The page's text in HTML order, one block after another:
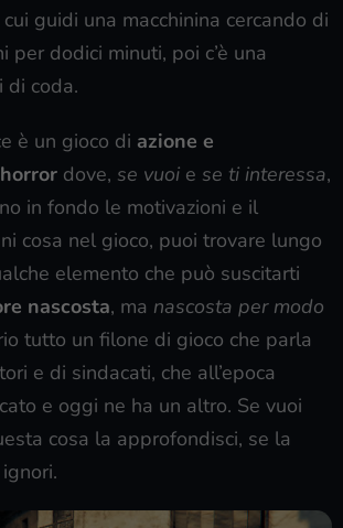
guidi una macchinina cercando di
per dodici minuti, poi c’è una
di coda.
è un gioco di azione e
dove, se vuoi e se ti interessa,
in fondo le motivazioni e il
cosa nel gioco, puoi trovare lungo
elemento che può suscitarti
nascosta, ma nascosta per modo
tutto un filone di gioco che parla
e di sindacati, che all’epoca
e oggi ne ha un altro. Se vuoi
cosa la approfondisci, se la